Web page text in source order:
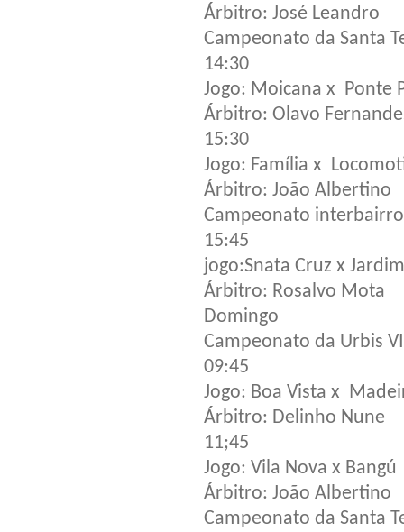
Árbitro: José Leandro
Campeonato da Santa
14:30
Jogo: Moicana x Ponte
Árbitro: Olavo
15:30
Jogo: Família x
Árbitro: João Albertino
Campeonato interbairro
15:45
jogo:Snata Cruz x
Árbitro: Rosalvo Mota
Domingo
Campeonato da Urbis VI
09:45
Jogo: Boa Vista x
Árbitro: Delinho Nune
11;45
Jogo: Vila Nova x Bangú
Árbitro: João Albertino
Campeonato da Santa